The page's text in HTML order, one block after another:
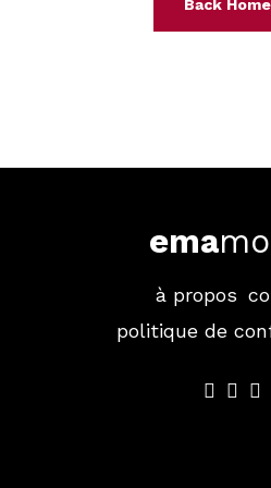
Back Home
ema
à propos
politique de